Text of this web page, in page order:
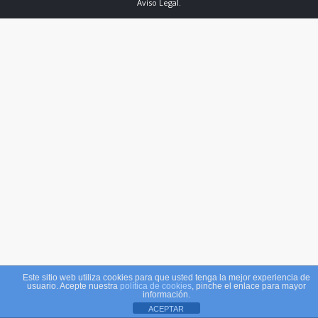
Aviso Legal.
Este sitio web utiliza cookies para que usted tenga la mejor experiencia de
usuario. Acepte nuestra política de cookies, pinche el enlace para mayor
información.
ACEPTAR